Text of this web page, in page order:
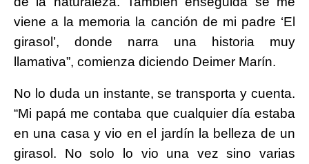
viene a la memoria la canción de mi padre ‘El
girasol’, donde narra una historia muy
llamativa”, comienza diciendo Deimer Marín.
No lo duda un instante, se transporta y cuenta.
“Mi papá me contaba que cualquier día estaba
en una casa y vio en el jardín la belleza de un
girasol. No solo lo vio una vez sino varias